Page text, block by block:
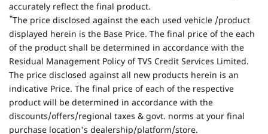
accurately reflect the final product.
*The price disclosed against the each used vehicle /product
displayed herein is the Base Price. The final price of the each
of the product shall be determined in accordance with the
Residual Management Policy of TVS Credit Services Limited.
The price disclosed against all new products herein is an
indicative Price. The final price of each of the respective
product will be determined in accordance with the
discounts/offers/regional taxes & govt. norms at your final
purchase location's dealership/platform/store.